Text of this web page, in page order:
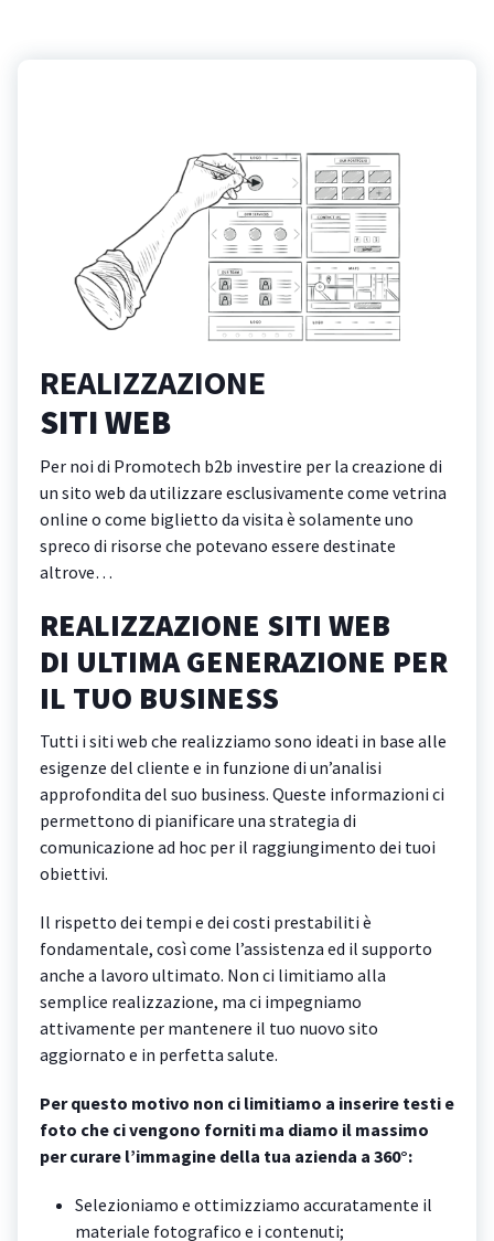
REALIZZAZIONE
SITI WEB
Per noi di Promotech b2b investire per la creazione di
un sito web da utilizzare esclusivamente come vetrina
online o come biglietto da visita è solamente uno
spreco di risorse che potevano essere destinate
altrove…
REALIZZAZIONE SITI WEB
DI ULTIMA GENERAZIONE PER
IL TUO BUSINESS
Tutti i siti web che realizziamo sono ideati in base alle
esigenze del cliente e in funzione di un’analisi
approfondita del suo business. Queste informazioni ci
permettono di pianificare una strategia di
comunicazione ad hoc per il raggiungimento dei tuoi
obiettivi.
Il rispetto dei tempi e dei costi prestabiliti è
fondamentale, così come l’assistenza ed il supporto
anche a lavoro ultimato. Non ci limitiamo alla
semplice realizzazione, ma ci impegniamo
attivamente per mantenere il tuo nuovo sito
aggiornato e in perfetta salute.
Per questo motivo non ci limitiamo a inserire testi e
foto che ci vengono forniti ma diamo il massimo
per curare l’immagine della tua azienda a 360°:
Selezioniamo e ottimizziamo accuratamente il
materiale fotografico e i contenuti;